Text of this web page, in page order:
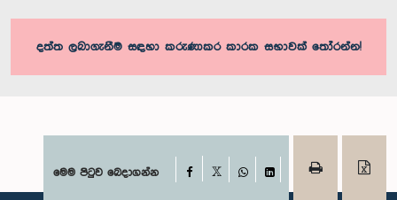
දත්ත ලබාගැනීම සඳහා කරුණාකර කාරක සභාවක් තෝරන්න!
මෙම පිටුව බෙදාගන්න Facebook
WhatsAppLinkedIn